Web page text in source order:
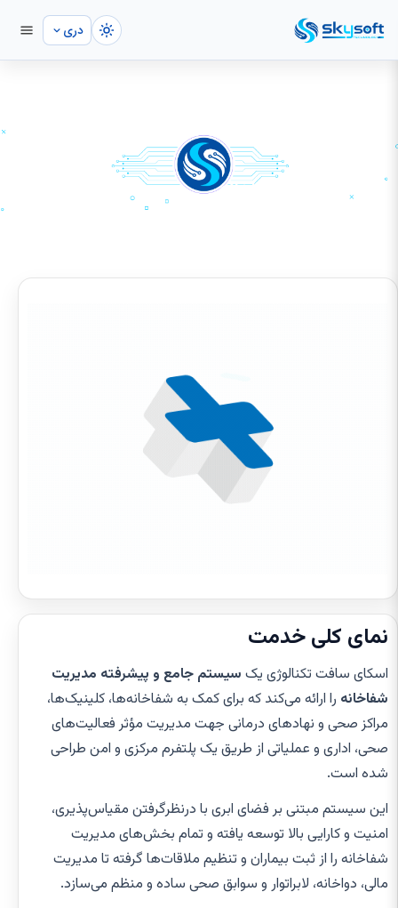
دری
سیستم مدیریت شفاخانه
نمای کلی خدمت
اسکای سافت تکنالوژی یک سیستم جامع و پیشرفته مدیریت
شفاخانه را ارائه می‌کند که برای کمک به شفاخانه‌ها، کلینیک‌ها،
مراکز صحی و نهادهای درمانی جهت مدیریت مؤثر فعالیت‌های
صحی، اداری و عملیاتی از طریق یک پلتفرم مرکزی و امن طراحی
شده است.
این سیستم مبتنی بر فضای ابری با درنظرگرفتن مقیاس‌پذیری،
امنیت و کارایی بالا توسعه یافته و تمام بخش‌های مدیریت
شفاخانه را از ثبت بیماران و تنظیم ملاقات‌ها گرفته تا مدیریت
مالی، دواخانه، لابراتوار و سوابق صحی ساده و منظم می‌سازد.